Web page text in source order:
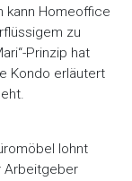
kann Homeoffice
zu
Prinzip hat
Kondo erläutert
lohnt
Arbeitgeber